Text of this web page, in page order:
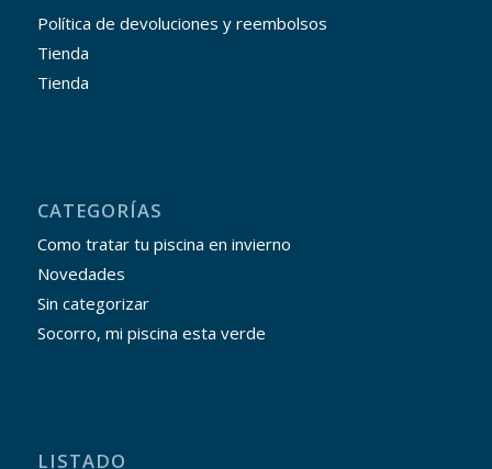
Política de devoluciones y reembolsos
Tienda
Tienda
CATEGORÍAS
Como tratar tu piscina en invierno
Novedades
Sin categorizar
Socorro, mi piscina esta verde
LISTADO